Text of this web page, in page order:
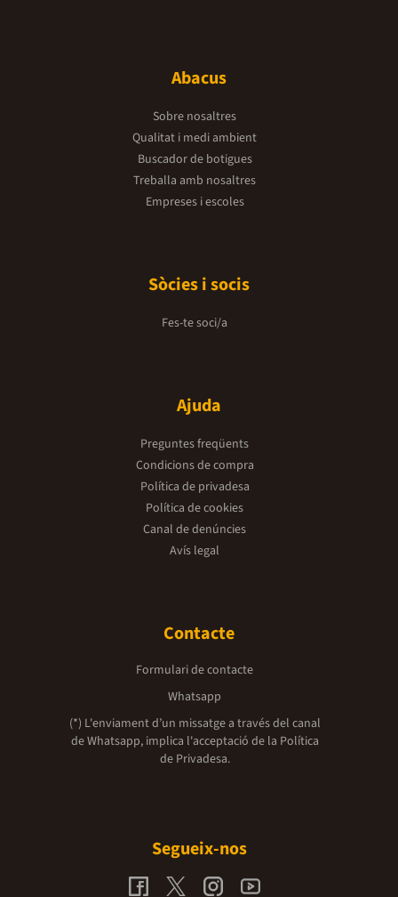
Abacus
Sobre nosaltres
Qualitat i medi ambient
Buscador de botigues
Treballa amb nosaltres
Empreses i escoles
Sòcies i socis
Fes-te soci/a
Ajuda
Preguntes freqüents
Condicions de compra
Política de privadesa
Política de cookies
Canal de denúncies
Avís legal
Contacte
Formulari de contacte
Whatsapp
(*) L'enviament d’un missatge a través del canal
de Whatsapp, implica l'acceptació de la Política
de Privadesa.
Segueix-nos